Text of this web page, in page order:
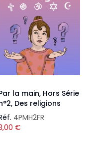
la main, Hors Série
Des religions
4PMH2FR
€